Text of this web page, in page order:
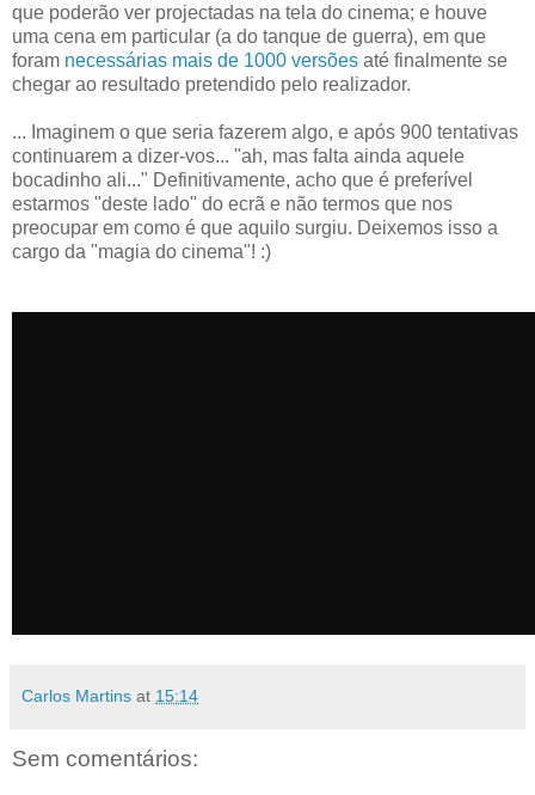
que poderão ver projectadas na tela do cinema; e houve
uma cena em particular (a do tanque de guerra), em que
foram necessárias mais de 1000 versões até finalmente se
chegar ao resultado pretendido pelo realizador.
... Imaginem o que seria fazerem algo, e após 900 tentativas
continuarem a dizer-vos... "ah, mas falta ainda aquele
bocadinho ali..." Definitivamente, acho que é preferível
estarmos "deste lado" do ecrã e não termos que nos
preocupar em como é que aquilo surgiu. Deixemos isso a
cargo da "magia do cinema"! :)
Carlos Martins at 15:14
Sem comentários: